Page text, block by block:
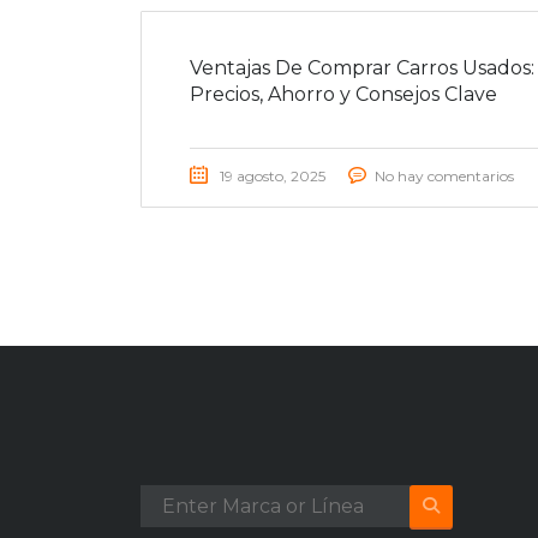
Ventajas De Comprar Carros Usados:
Precios, Ahorro y Consejos Clave
19 agosto, 2025 No hay comentarios